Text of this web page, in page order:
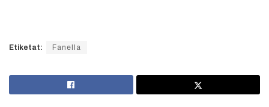
Etiketat: Fanella